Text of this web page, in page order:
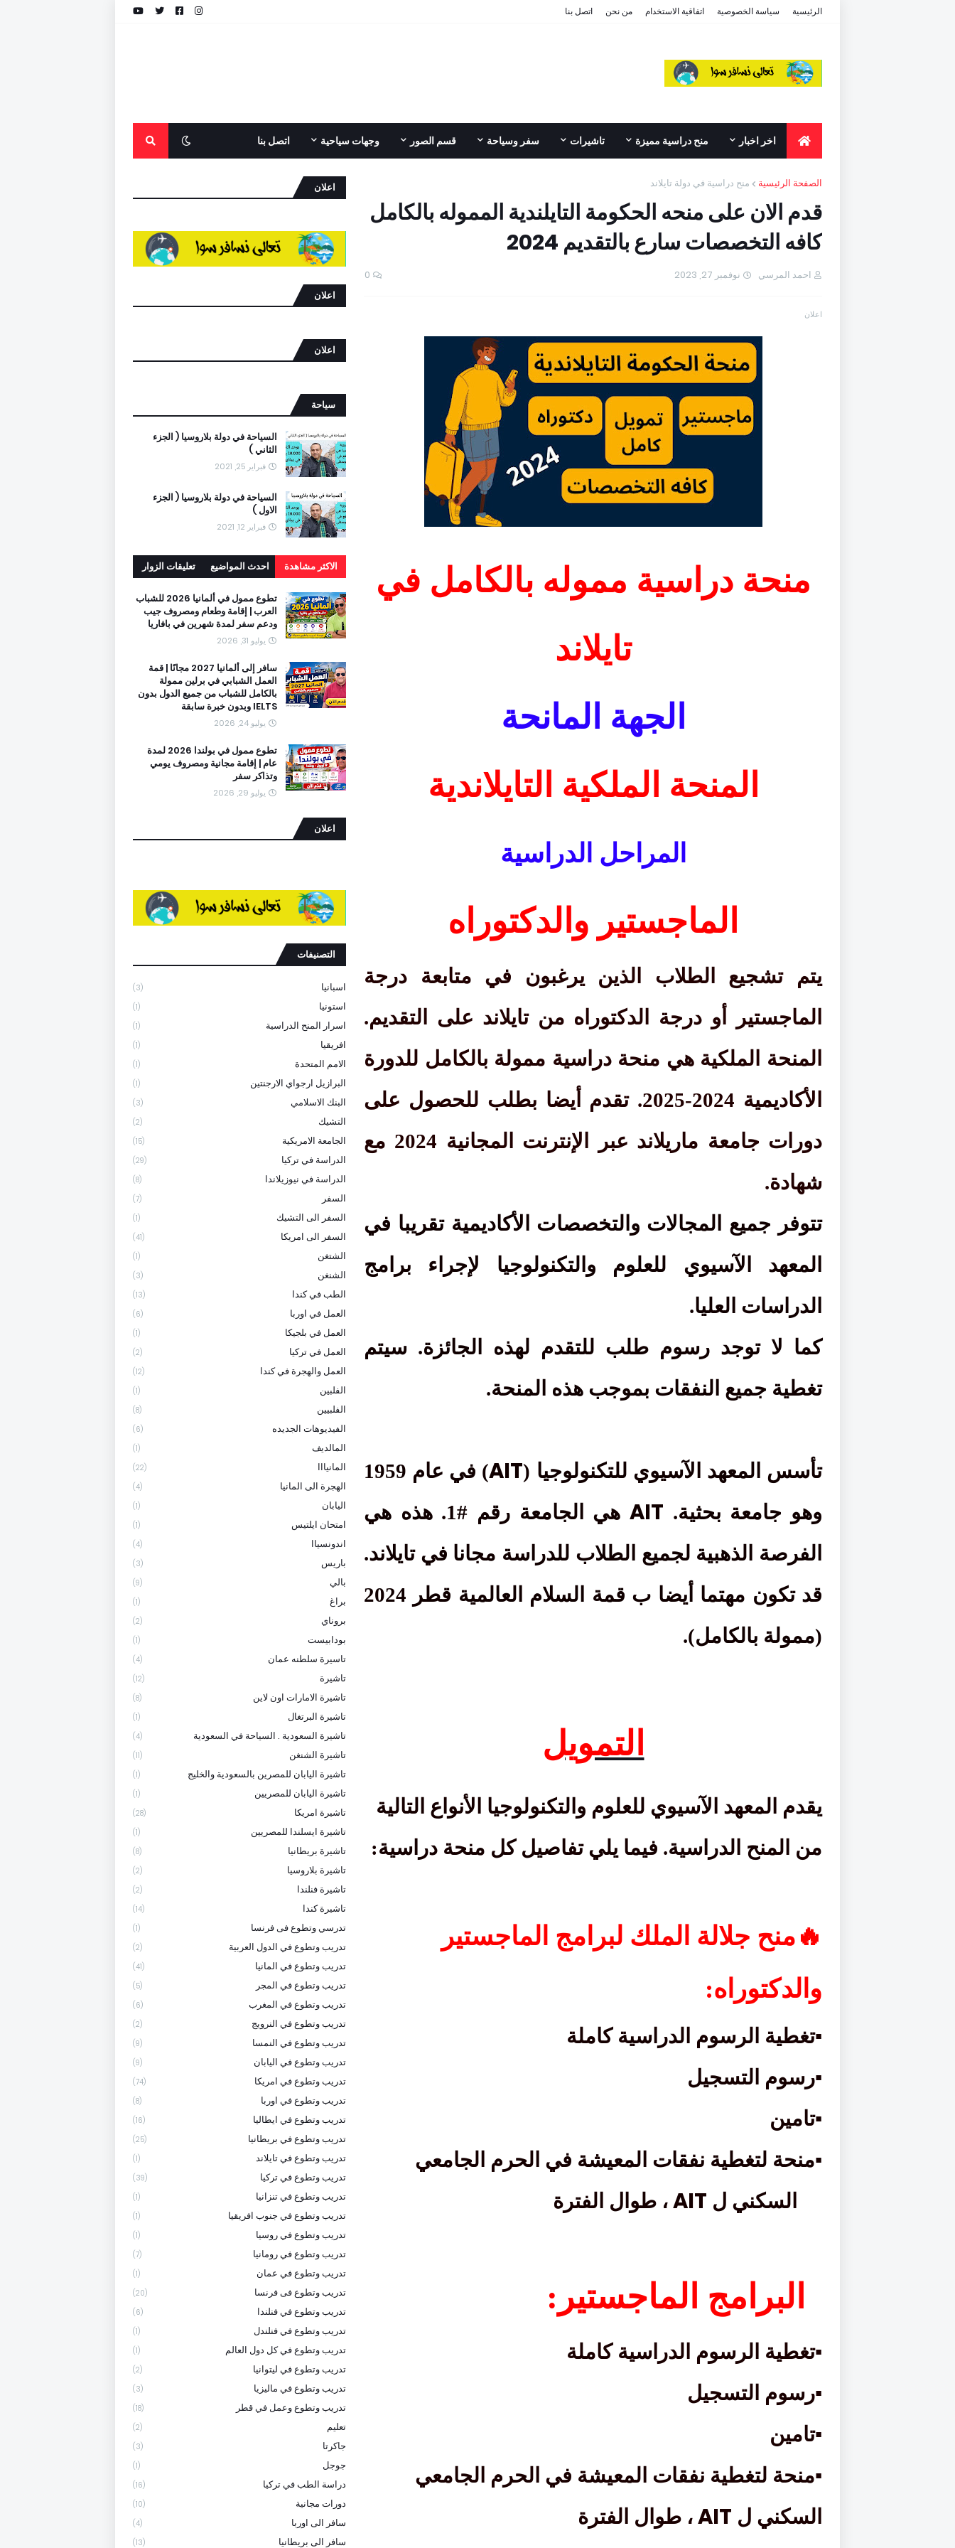
الرئيسية سياسة الخصوصية اتفاقية الاستخدام من نحن اتصل بنا
اخر اخبار منح دراسية مميزة تاشيرات سفر وسياحة قسم الصور وجهات سياحية اتصل بنا
الصفحة الرئيسية منح دراسية في دولة تايلاند
قدم الان على منحه الحكومة التايلندية المموله بالكامل
كافه التخصصات سارع بالتقديم 2024
احمد المرسي نوفمبر 27, 2023 0
اعلان
منحة دراسية مموله بالكامل في
تايلاند
الجهة المانحة
المنحة الملكية التايلاندية
المراحل الدراسية
الماجستير والدكتوراه
يتم تشجيع الطلاب الذين يرغبون في متابعة درجة
الماجستير أو درجة الدكتوراه من تايلاند على التقديم.
المنحة الملكية هي منحة دراسية ممولة بالكامل للدورة
الأكاديمية 2024-2025. تقدم أيضا بطلب للحصول على
دورات جامعة ماريلاند عبر الإنترنت المجانية 2024 مع
شهادة.
تتوفر جميع المجالات والتخصصات الأكاديمية تقريبا في
المعهد الآسيوي للعلوم والتكنولوجيا لإجراء برامج
الدراسات العليا.
كما لا توجد رسوم طلب للتقدم لهذه الجائزة. سيتم
تغطية جميع النفقات بموجب هذه المنحة.
تأسس المعهد الآسيوي للتكنولوجيا (AIT
) في عام 1959
وهو جامعة بحثية. AIT
هي الجامعة رقم #1. هذه هي
الفرصة الذهبية لجميع الطلاب للدراسة مجانا في تايلاند.
قد تكون مهتما أيضا ب قمة السلام العالمية قطر 2024
(ممولة بالكامل).
التمويل
يقدم المعهد الآسيوي للعلوم والتكنولوجيا الأنواع التالية
من المنح الدراسية. فيما يلي تفاصيل كل منحة دراسية:
🔥منح جلالة الملك لبرامج الماجستير
والدكتوراه:
▪تغطية الرسوم الدراسية كاملة
▪رسوم التسجيل
▪تامين
▪منحة لتغطية نفقات المعيشة في الحرم الجامعي
السكني ل AIT ، طوال الفترة
البرامج الماجستير:
▪تغطية الرسوم الدراسية كاملة
▪رسوم التسجيل
▪تامين
▪منحة لتغطية نفقات المعيشة في الحرم الجامعي
السكني ل AIT ، طوال الفترة
اعلان
اعلان
اعلان
سياحة
السياحة في دولة بلاروسيا ( الجزء
الثاني )
فبراير 25, 2021
السياحة في دولة بلاروسيا ( الجزء
الاول )
فبراير 12, 2021
الاكثر مشاهدة احدث المواضيع تعليقات الزوار
تطوع ممول في ألمانيا 2026 للشباب
العرب | إقامة وطعام ومصروف جيب
ودعم سفر لمدة شهرين في بافاريا
يوليو 31, 2026
سافر إلى ألمانيا 2027 مجانًا | قمة
العمل الشبابي في برلين ممولة
بالكامل للشباب من جميع الدول بدون
IELTS وبدون خبرة سابقة
يوليو 24, 2026
تطوع ممول في بولندا 2026 لمدة
عام | إقامة مجانية ومصروف يومي
وتذاكر سفر
يوليو 29, 2026
اعلان
التصنيفات
اسبانيا (3)
استونيا (1)
اسرار المنح الدراسية (1)
افريقيا (1)
الامم المتحدة (1)
البرازيل ارجواي الارجنتين (1)
البنك الاسلامي (3)
التشيك (2)
الجامعة الامريكية (15)
الدراسة في تركيا (29)
الدراسة في نيوزيلاندا (8)
السفر (7)
السفر الى التشيك (1)
السفر الى امريكا (41)
الشتغن (1)
الشنغن (3)
الطب في كندا (13)
العمل في اوربا (6)
العمل في بلجيكا (1)
العمل في تركيا (2)
العمل والهجرة في كندا (12)
الفلبين (1)
الفلبيين (8)
الفيديوهات الجديده (6)
المالديف (1)
المانيااا (22)
الهجرة الى المانيا (4)
اليابان (1)
امتحان ايلتيس (1)
اندونسياا (4)
باريس (3)
بالي (9)
براغ (1)
بروناي (2)
بودابيست (1)
تاسيرة سلطنه عمان (4)
تاشيرة (12)
تاشيرة الامارات اون لاين (8)
تاشيرة البرتغال (1)
تاشيرة السعودية . السياحة في السعودية (4)
تاشيرة الشنغن (11)
تاشيرة اليابان للمصرين بالسعودية والخليج (1)
تاشيرة اليابان للمصريين (1)
تاشيرة امريكا (28)
تاشيرة ايسلندا للمصريين (1)
تاشيرة بريطانيا (8)
تاشيرة بلاروسيا (2)
تاشيرة فنلندا (2)
تاشيرة كندا (14)
تدرسي وتطوع فى فرنسا (1)
تدريب وتطوع في الدول العربية (2)
تدريب وتطوع في المانيا (41)
تدريب وتطوع في المجر (5)
تدريب وتطوع في المغرب (6)
تدريب وتطوع في النرويج (2)
تدريب وتطوع في النمسا (9)
تدريب وتطوع في اليابان (9)
تدريب وتطوع في امريكا (74)
تدريب وتطوع في اوربا (8)
تدريب وتطوع في ايطاليا (16)
تدريب وتطوع في بريطانيا (25)
تدريب وتطوع في تايلاند (1)
تدريب وتطوع في تركيا (39)
تدريب وتطوع في تنزانيا (1)
تدريب وتطوع في جنوب افريقيا (1)
تدريب وتطوع في روسيا (1)
تدريب وتطوع في رومانيا (7)
تدريب وتطوع في عمان (1)
تدريب وتطوع فى فرنسا (20)
تدريب وتطوع في فنلندا (6)
تدريب وتطوع في فنلندل (1)
تدريب وتطوع في كل دول العالم (1)
تدريب وتطوع في ليتوانيا (2)
تدريب وتطوع في ماليزيا (3)
تدريب وتطوع وعمل في قطر (18)
تعليم (2)
جاكرتا (3)
جوجل (1)
دراسة الطب في تركيا (16)
دورات مجانية (10)
سافر الى اوربا (4)
سافر الى بريطانيا (13)